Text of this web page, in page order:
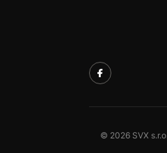
© 2026 SVX